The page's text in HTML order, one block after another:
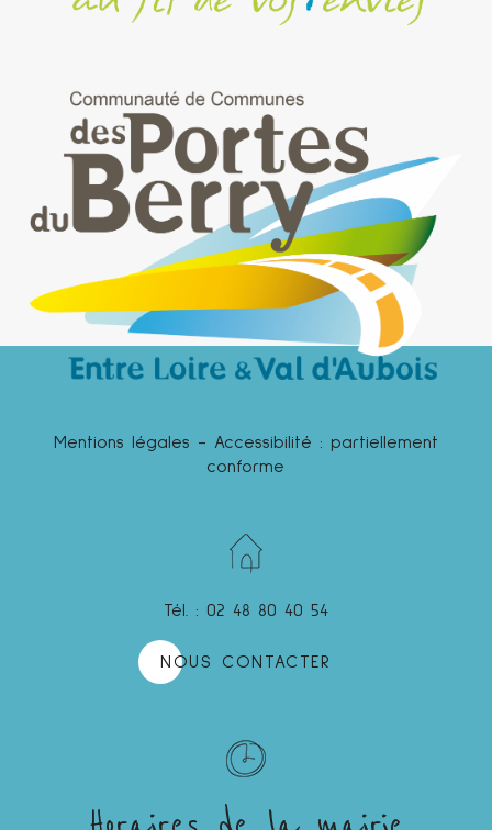
Mentions légales - Accessibilité : partiellement
conforme
Tél. : 02 48 80 40 54
NOUS CONTACTER